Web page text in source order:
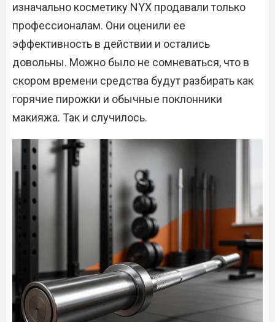
изначально косметику NYX продавали только
профессионалам. Они оценили ее
эффективность в действии и остались
довольны. Можно было не сомневаться, что в
скором времени средства будут разбирать как
горячие пирожки и обычные поклонники
макияжа. Так и случилось.